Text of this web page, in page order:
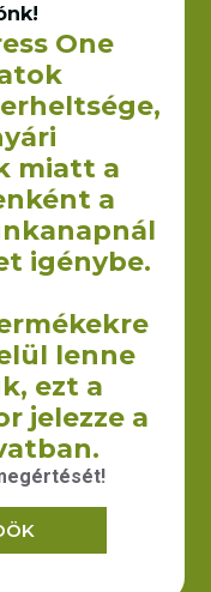
Kft. keretein
woven táskák,
illetve
One
miatt a
a
igénybe.
lenne
ezt a
jelezze a